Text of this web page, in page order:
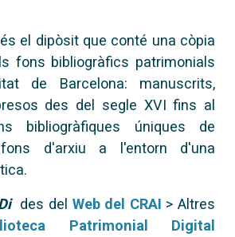
el dipòsit que conté una còpia
fons bibliogràfics patrimonials
de Barcelona: manuscrits,
des del segle XVI fins al
bibliogràfiques úniques de
d'arxiu a l'entorn d'una
des del Web del CRAI > Altres
Patrimonial Digital